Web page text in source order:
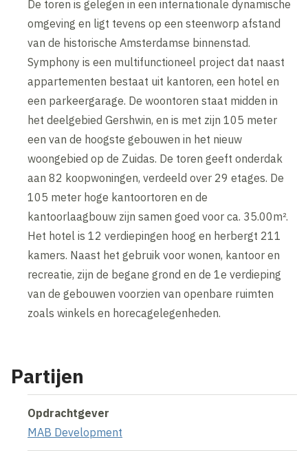
De toren is gelegen in een internationale dynamische
omgeving en ligt tevens op een steenworp afstand
van de historische Amsterdamse binnenstad.
Symphony is een multifunctioneel project dat naast
appartementen bestaat uit kantoren, een hotel en
een parkeergarage. De woontoren staat midden in
het deelgebied Gershwin, en is met zijn 105 meter
een van de hoogste gebouwen in het nieuw
woongebied op de Zuidas. De toren geeft onderdak
aan 82 koopwoningen, verdeeld over 29 etages. De
105 meter hoge kantoortoren en de
kantoorlaagbouw zijn samen goed voor ca. 35.00m².
Het hotel is 12 verdiepingen hoog en herbergt 211
kamers. Naast het gebruik voor wonen, kantoor en
recreatie, zijn de begane grond en de 1e verdieping
van de gebouwen voorzien van openbare ruimten
zoals winkels en horecagelegenheden.
Partijen
Opdrachtgever
MAB Development